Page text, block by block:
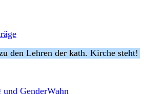
den Lehren der kath. Kirche steht!
GenderWahn